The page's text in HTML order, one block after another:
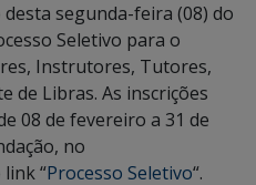
segunda-feira (08) do
Seletivo para o
Instrutores, Tutores,
de Libras. As inscrições
08 de fevereiro a 31 de
no
“Processo Seletivo“.